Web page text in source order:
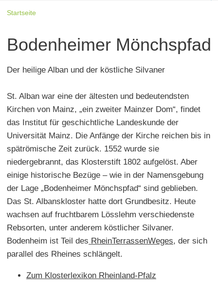
Startseite
Bodenheimer Mönchspfad
Der heilige Alban und der köstliche Silvaner
St. Alban war eine der ältesten und bedeutendsten
Kirchen von Mainz, „ein zweiter Mainzer Dom“, findet
das Institut für geschichtliche Landeskunde der
Universität Mainz. Die Anfänge der Kirche reichen bis in
spätrömische Zeit zurück. 1552 wurde sie
niedergebrannt, das Klosterstift 1802 aufgelöst. Aber
einige historische Bezüge – wie in der Namensgebung
der Lage „Bodenheimer Mönchspfad“ sind geblieben.
Das St. Albanskloster hatte dort Grundbesitz. Heute
wachsen auf fruchtbarem Lösslehm verschiedenste
Rebsorten, unter anderem köstlicher Silvaner.
Bodenheim ist Teil des RheinTerrassenWeges, der sich
parallel des Rheines schlängelt.
Zum Klosterlexikon Rheinland-Pfalz